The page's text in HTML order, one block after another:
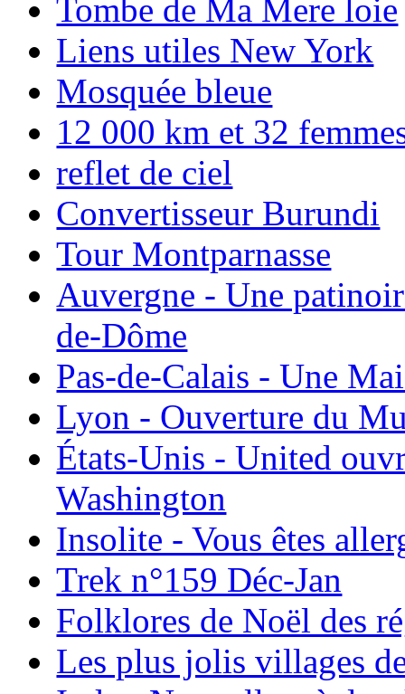
Tombe de Ma Mere loie
Liens utiles New York
Mosquée bleue
12 000 km et 32
reflet de ciel
Convertisseur Burundi
Tour Montparnasse
Auvergne - Une
de-Dôme
Pas-de-Calais - Une
Lyon - Ouverture du
États-Unis - United
Washington
Insolite - Vous êtes
Trek n°159 Déc-Jan
Folklores de Noël des
Les plus jolis villages